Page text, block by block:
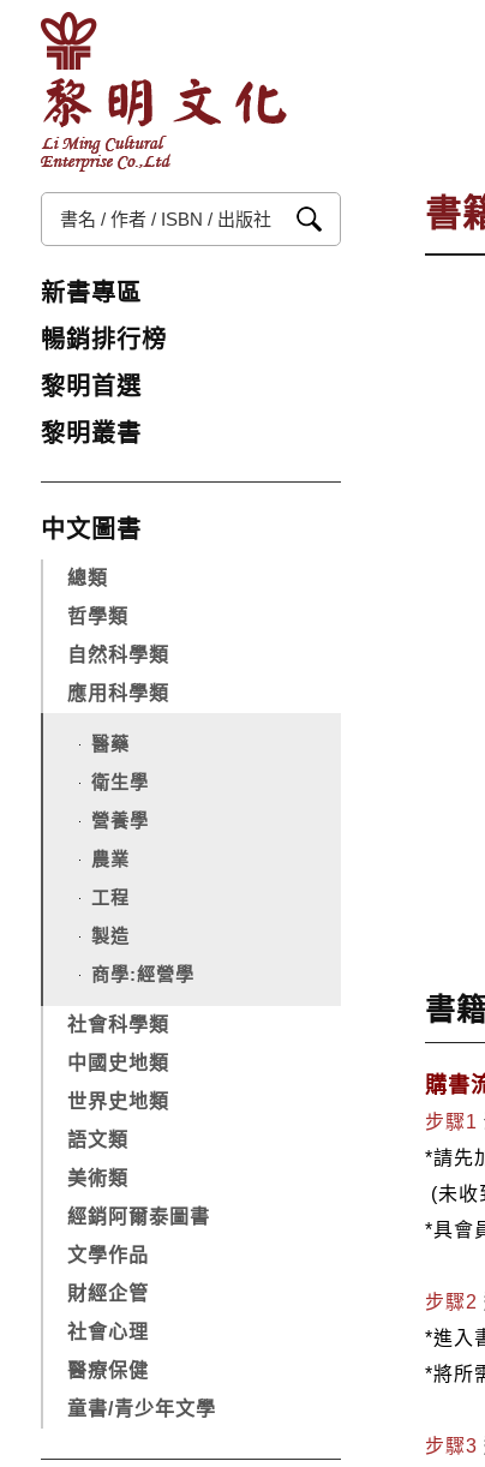
新書專區
暢銷排行榜
黎明首選
黎明叢書
中文圖書
總類
哲學類
自然科學類
應用科學類
醫藥
衛生學
營養學
農業
工程
製造
商學:經營學
社會科學類
中國史地類
世界史地類
語文類
美術類
經銷阿爾泰圖書
文學作品
財經企管
社會心理
醫療保健
童書/青少年文學
書
書
購書
步驟1
*請先
(未收
*具會
步驟2
*進入
*將所
步驟3